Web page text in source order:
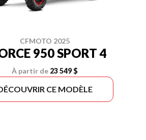
CFMOTO 2025
950 SPORT 4
À partir de 23 549 $
CE MODÈLE